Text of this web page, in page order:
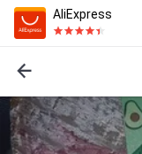
AliExpress